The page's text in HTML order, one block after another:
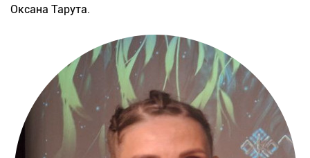
Оксана Тарута.